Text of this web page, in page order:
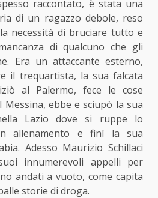
raccontato, è stata una
di un ragazzo debole, reso
necessità di bruciare tutto e
di qualcuno che gli
Era un attaccante esterno,
il trequartista, la sua falcata
al Palermo, fece le cose
ebbe e sciupò la sua
Lazio dove si ruppe lo
allenamento e finì la sua
Adesso Maurizio Schillaci
innumerevoli appelli per
andati a vuoto, come capita
storie di droga.